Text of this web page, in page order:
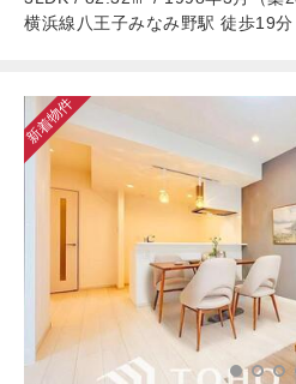
横浜線八王子みなみ野駅 徒歩19分
新着物件